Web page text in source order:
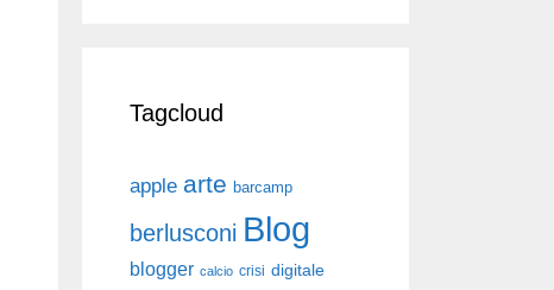
Tagcloud
apple arte barcamp
berlusconi Blog
blogger calcio crisi digitale